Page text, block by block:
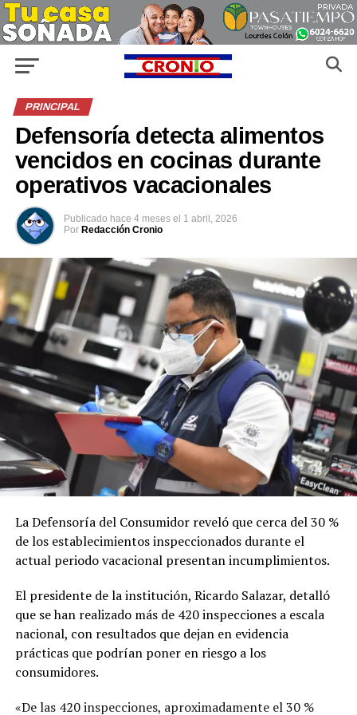
PRINCIPAL
Defensoría detecta alimentos
vencidos en cocinas durante
operativos vacacionales
Publicado hace 4 meses el 1 abril, 2026
Por Redacción Cronio
La Defensoría del Consumidor reveló que cerca del 30 %
de los establecimientos inspeccionados durante el
actual periodo vacacional presentan incumplimientos.
El presidente de la institución, Ricardo Salazar, detalló
que se han realizado más de 420 inspecciones a escala
nacional, con resultados que dejan en evidencia
prácticas que podrían poner en riesgo a los
consumidores.
«De las 420 inspecciones, aproximadamente el 30 %